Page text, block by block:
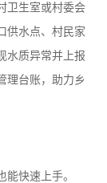
卫生室或村委会
供水点、村民家
水质异常并上报
理台账，助力乡
快速上手。